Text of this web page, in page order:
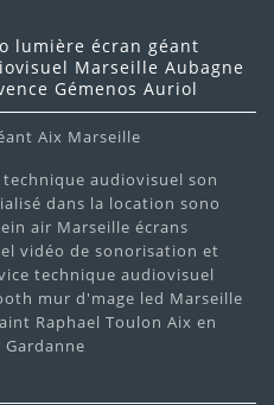
lumière écran géant
Marseille Aubagne
Gémenos Auriol
audiovisuel son
dans la location sono
air Marseille écrans
vidéo de sonorisation et
technique audiovisuel
mur d'mage led Marseille
Raphael Toulon Aix en